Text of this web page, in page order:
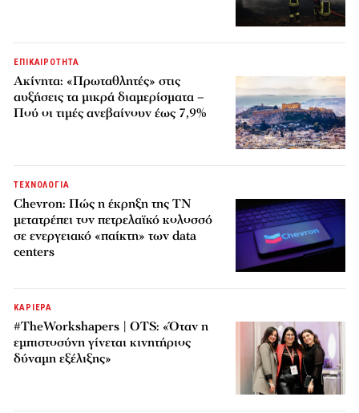
ΕΠΙΚΑΙΡΟΤΗΤΑ
Ακίνητα: «Πρωταθλητές» στις
αυξήσεις τα μικρά διαμερίσματα –
Πού οι τιμές ανεβαίνουν έως 7,9%
ΤΕΧΝΟΛΟΓΙΑ
Chevron: Πώς η έκρηξη της ΤΝ
μετατρέπει τον πετρελαϊκό κολοσσό
σε ενεργειακό «παίκτη» των data
centers
ΚΑΡΙΕΡΑ
#TheWorkshapers | OTS: «Όταν η
εμπιστοσύνη γίνεται κινητήριος
δύναμη εξέλιξης»